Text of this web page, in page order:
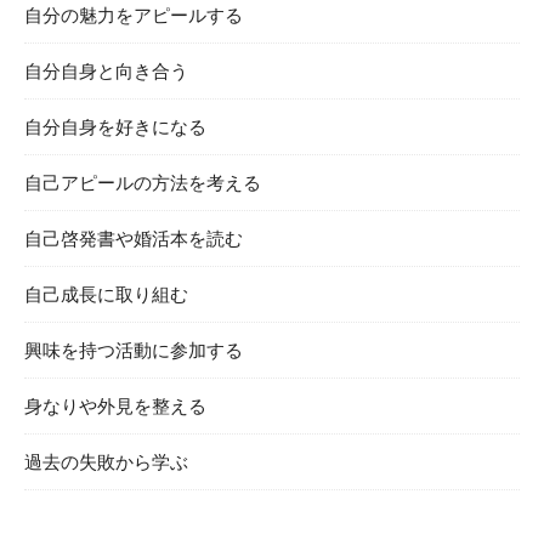
自分の魅力をアピールする
自分自身と向き合う
自分自身を好きになる
自己アピールの方法を考える
自己啓発書や婚活本を読む
自己成長に取り組む
興味を持つ活動に参加する
身なりや外見を整える
過去の失敗から学ぶ